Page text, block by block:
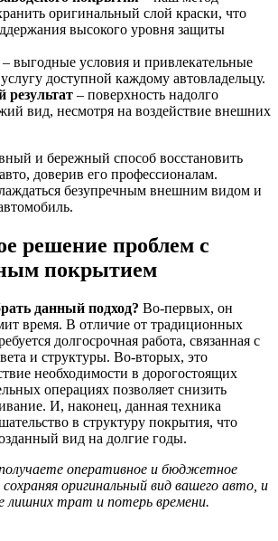
оригинальный слой краски, что
высокого уровня защиты
– выгодные условия и привлекательные
доступной каждому автовладельцу.
результат – поверхность надолго
вид, несмотря на воздействие внешних
и бережный способ восстановить
доверив его профессионалам.
безупречным внешним видом и
решение проблем с
покрытием
данный подход? Во-первых, он
время. В отличие от традиционных
долгосрочная работа, связанная с
и структуры. Во-вторых, это
необходимости в дорогостоящих
операциях позволяет снизить
И, наконец, данная техника
в структуру покрытия, что
вид на долгие годы.
оперативное и бюджетное
оригинальный вид вашего авто, и
лишних трат и потерь времени.